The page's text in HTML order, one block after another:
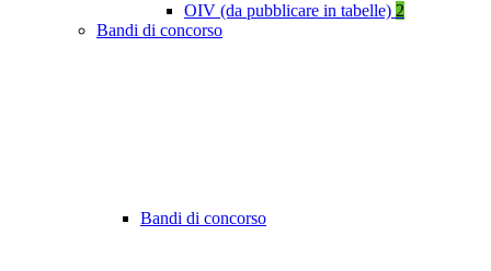
OIV (da pubblicare in tabelle) 2
Bandi di concorso
Bandi di concorso